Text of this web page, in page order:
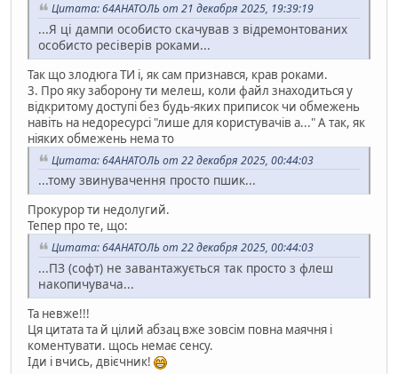
Цитата: 64АНАТОЛЬ от 21 декабря 2025, 19:39:19
...Я ці дампи особисто скачував з відремонтованих
особисто ресіверів роками...
Так що злодюга ТИ і, як сам признався, крав роками.
3. Про яку заборону ти мелеш, коли файл знаходиться у
відкритому доступі без будь-яких приписок чи обмежень
навіть на недоресурсі "лише для користувачів а..." А так, як
ніяких обмежень нема то
Цитата: 64АНАТОЛЬ от 22 декабря 2025, 00:44:03
...тому звинувачення просто пшик...
Прокурор ти недолугий.
Тепер про те, що:
Цитата: 64АНАТОЛЬ от 22 декабря 2025, 00:44:03
...ПЗ (софт) не завантажується так просто з флеш
накопичувача...
Та невже!!!
Ця цитата та й цілий абзац вже зовсім повна маячня і
коментувати. щось немає сенсу.
Іди і вчись, двієчник!